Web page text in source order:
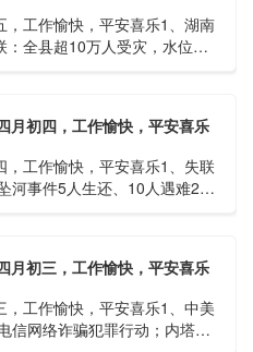
工作愉快，平安喜乐1、湖南
全县超10万人受灾，水位正
月初四，工作愉快，平安喜乐
工作愉快，平安喜乐1、失联
河事件5人生还、10人遇难2、
月初三，工作愉快，平安喜乐
工作愉快，平安喜乐1、中美
信网络诈骗犯罪行动；内塔尼